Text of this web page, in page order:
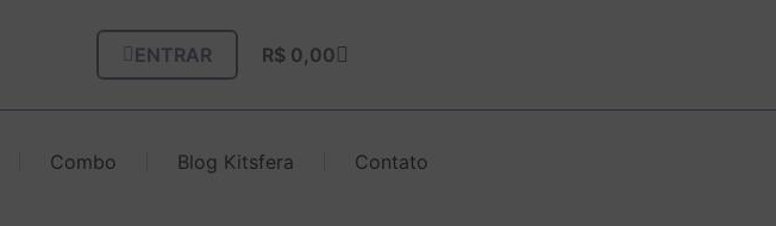
ENTRAR R$ 0,00Carrinho
Combo Blog Kitsfera Contato